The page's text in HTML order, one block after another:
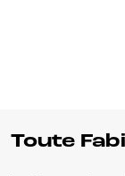
Toute